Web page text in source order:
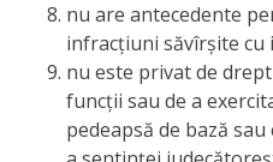
Versiunea
veche
a
nu are antecedente
infracţiuni săvîrşite cu
nu este privat de
funcţii sau de a
pedeapsă de bază